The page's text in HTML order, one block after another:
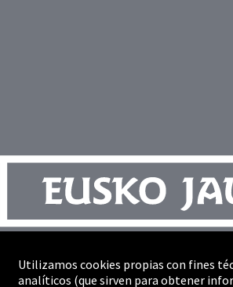
Contacto
Mapa del sitio
Utilizamos cookies propias con fines
analíticos (que sirven para obtener